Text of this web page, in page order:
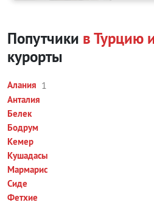
Попутчики в Турцию
курорты
Алания 1
Анталия
Белек
Бодрум
Кемер
Кушадасы
Мармарис
Сиде
Фетхие